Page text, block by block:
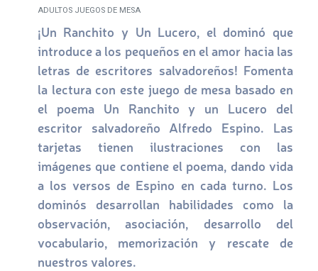
ADULTOS JUEGOS DE MESA
¡Un Ranchito y Un Lucero, el dominó que
introduce a los pequeños en el amor hacia las
letras de escritores salvadoreños! Fomenta
la lectura con este juego de mesa basado en
el poema Un Ranchito y un Lucero del
escritor salvadoreño Alfredo Espino. Las
tarjetas tienen ilustraciones con las
imágenes que contiene el poema, dando vida
a los versos de Espino en cada turno. Los
dominós desarrollan habilidades como la
observación, asociación, desarrollo del
vocabulario, memorización y rescate de
nuestros valores.